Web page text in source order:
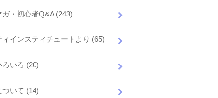
ガ・初心者Q&A (243)
ィインスティチュートより (65)
ろいろ (20)
ついて (14)